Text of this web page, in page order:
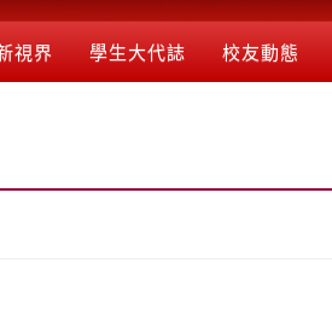
視界 學生大代誌 校友動態